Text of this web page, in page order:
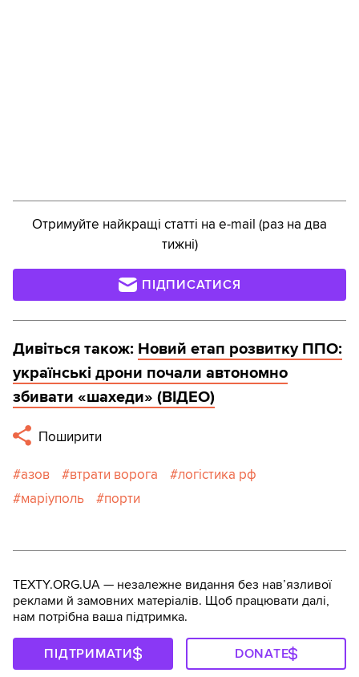
Отримуйте найкращі статті на e-mail (раз на два
тижні)
ПІДПИСАТИСЯ
Дивіться також: Новий етап розвитку ППО:
українські дрони почали автономно
збивати «шахеди» (ВІДЕО)
Поширити
азов втрати ворога
логістика рф
маріуполь
порти
TEXTY.ORG.UA — незалежне видання без навʼязливої
реклами й замовних матеріалів. Щоб працювати далі,
нам потрібна ваша підтримка.
ПІДТРИМАТИ DONATE